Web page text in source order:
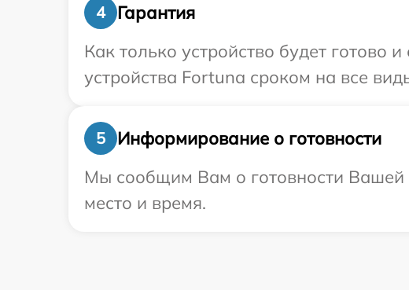
4
Гарантия
Как только устройство будет
устройства Fortuna сроком на все
5
Информирование о готовности
Мы сообщим Вам о готовности Вашей
место и время.